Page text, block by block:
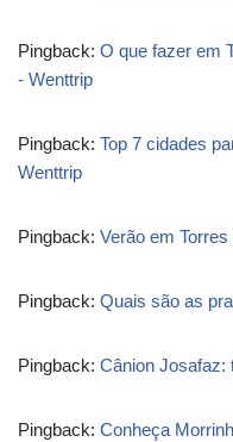
Pingback: O que fazer em
- Wenttrip
Pingback: Top 7 cidades
Wenttrip
Pingback: Verão em
Pingback: Quais são as
Pingback: Cânion Josafaz:
Pingback: Conheça